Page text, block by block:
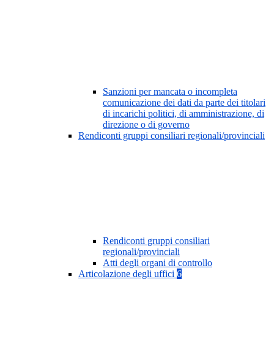
Sanzioni per mancata o incompleta
comunicazione dei dati da parte dei titolari
di incarichi politici, di amministrazione, di
direzione o di governo
Rendiconti gruppi consiliari regionali/provinciali
Rendiconti gruppi consiliari
regionali/provinciali
Atti degli organi di controllo
Articolazione degli uffici 6